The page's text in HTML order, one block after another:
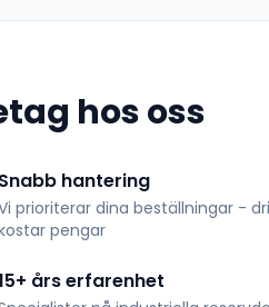
hos oss
Snabb hantering
prioriterar dina beställningar -
pengar
års erfarenhet